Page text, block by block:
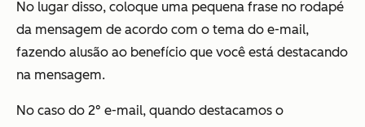
No lugar disso, coloque uma pequena frase no rodapé
da mensagem de acordo com o tema do e-mail,
fazendo alusão ao benefício que você está destacando
na mensagem.
No caso do 2° e-mail, quando destacamos o